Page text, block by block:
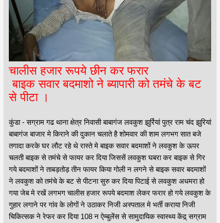
चालीस हजार रूपये छीन कर फरार
बाइक सवार बदमाशो ने ब्यापारी को तमंचे के बट
से पीटा ।
कुंडा - सग्राम गढ थाना क्षेत्र निवासी बाबागंज लवकुश झुर्रियां पुत्र राम चंद झुरियां
बाबागंज बाजार मे किराने की दुकान चलाते है शोमवार की शाम लगभग सात बजे
तगादा करके घर लौट रहे थे रास्ते मे बाइक सवार बदमाशों ने लवकुश के ऊपर
चलती बाइक से तमंचे से फायर कर दिया जिससें लवकुश घबरा कर बाइक से गिर
गये बदमाशों ने ताबड़तोड़ तीन फायर किया गोली न लगने से बाइक सवार बदमाशों
ने लवकुश को तमंचे के बट से पीटना सुरु कर दिया पिटाई से लवकुश अधमरा हो
गया जेब मे रखें लगभग चालीस हजार रूपये बदमाश लेकर फरार हो गये लवकुश के
गुहार लगाने पर गांव के लोगों ने उठाकर निजी अस्पताल मे भर्ती कराया निजी
चिकित्सक ने रेफर कर दिया 108 न ऐम्बुलेंस से सामुदायिक स्वास्थ्य केंद्र् सग्राम